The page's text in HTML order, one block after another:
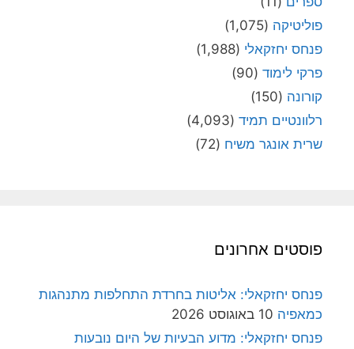
פוליטיקה (1,075)
פנחס יחזקאלי (1,988)
פרקי לימוד (90)
קורונה (150)
רלוונטיים תמיד (4,093)
שרית אונגר משיח (72)
פוסטים אחרונים
פנחס יחזקאלי: אליטות בחרדת התחלפות מתנהגות
כמאפיה 10 באוגוסט 2026
פנחס יחזקאלי: מדוע הבעיות של היום נובעות